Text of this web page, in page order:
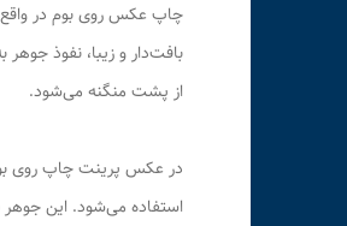
چاپ عکس روی بوم در واقع
بافت‌دار و زیبا، نفوذ
از پشت منگنه می‌شود.
استفاده می‌شود. این جوهر